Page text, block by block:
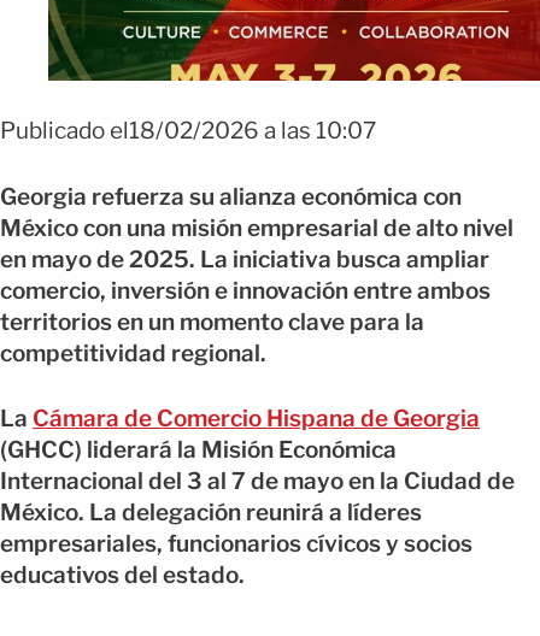
Publicado el18/02/2026 a las 10:07
Georgia refuerza su alianza económica con
México con una misión empresarial de alto nivel
en mayo de 2025. La iniciativa busca ampliar
comercio, inversión e innovación entre ambos
territorios en un momento clave para la
competitividad regional.
La Cámara de Comercio Hispana de Georgia
(GHCC) liderará la Misión Económica
Internacional del 3 al 7 de mayo en la Ciudad de
México. La delegación reunirá a líderes
empresariales, funcionarios cívicos y socios
educativos del estado.